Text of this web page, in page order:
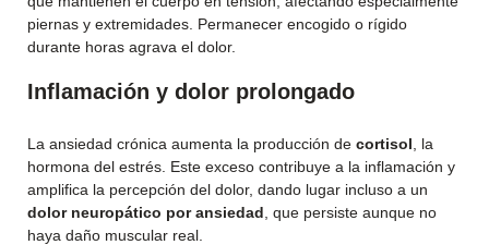
piernas y extremidades. Permanecer encogido o rígido
durante horas agrava el dolor.
Inflamación y dolor prolongado
La ansiedad crónica aumenta la producción de cortisol , la
hormona del estrés. Este exceso contribuye a la inflamación y
amplifica la percepción del dolor, dando lugar incluso a un
dolor neuropático por ansiedad , que persiste aunque no
haya daño muscular real.